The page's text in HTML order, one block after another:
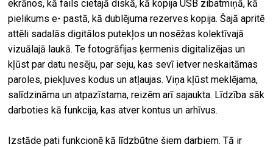
ekrānos, kā fails cietajā diskā, kā kopija USB zibatmiņā, kā
pielikums e- pastā, kā dublējuma rezerves kopija. Šajā apritē
attēli sadalās digitālos putekļos un nosēžas kolektīvajā
vizuālajā laukā. Te fotogrāfijas ķermenis digitalizējas un
kļūst par datu nesēju, par seju, kas sevī ietver neskaitāmas
paroles, piekļuves kodus un atļaujas. Viņa kļūst meklējama,
salīdzināma un atpazīstama, reizēm arī sajaukta. Līdzība sāk
darboties kā funkcija, kas atver kontus un arhīvus.
Izstāde pati funkcionē kā līdzbūtne šiem darbiem. Tā ir